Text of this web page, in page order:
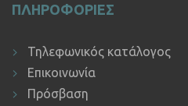
ΠΛΗΡΟΦΟΡΙΕΣ
Τηλεφωνικός κατάλογος
Επικοινωνία
Πρόσβαση